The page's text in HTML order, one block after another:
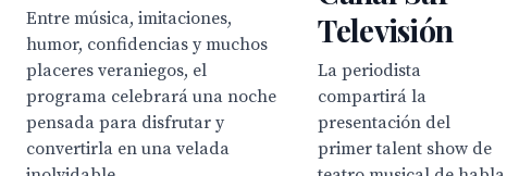
Entre música, imitaciones,
humor, confidencias y muchos
placeres veraniegos, el
programa celebrará una noche
pensada para disfrutar y
convertirla en una velada
Televisión
La periodista
compartirá la
presentación del
primer talent show de